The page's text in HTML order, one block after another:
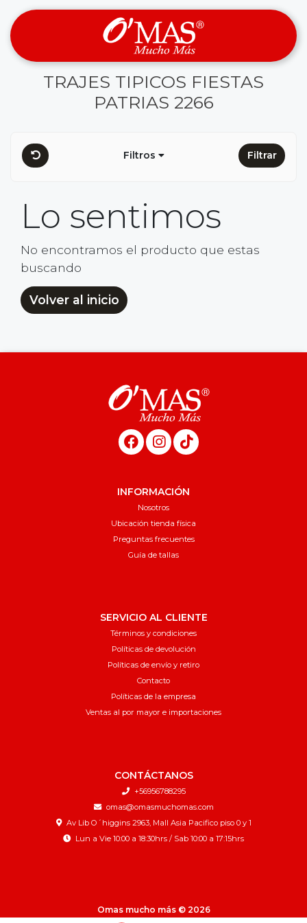
TRAJES TIPICOS FIESTAS
PATRIAS 2266
Filtros Filtrar
Lo sentimos
No encontramos el producto que estas
buscando
Volver al inicio
INFORMACIÓN
Nosotros
Ubicación tienda física
Preguntas frecuentes
Guía de tallas
SERVICIO AL CLIENTE
Términos y condiciones
Políticas de devolución
Políticas de envío y retiro
Contacto
Políticas de la empresa
Ventas al por mayor e importaciones
CONTÁCTANOS
+56956788295
omas@omasmuchomas.com
Av Lib O´higgins 2963, Mall Asia Pacifico piso 0 y 1
Lun a Vie 10:00 a 18:30hrs / Sab 10:00 a 17:15hrs
Omas mucho más © 2026